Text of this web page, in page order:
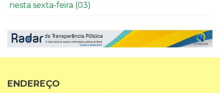
nesta sexta-feira (03)
ENDEREÇO